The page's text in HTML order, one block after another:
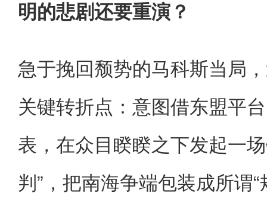
明的悲剧还要重演？
急于挽回颓势的马科斯当局
关键转折点：意图借东盟平
表，在众目睽睽之下发起一
判”，把南海争端包装成所谓